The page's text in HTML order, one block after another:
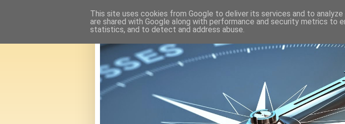
This site uses cookies from Google to deliver its services and to
are shared with Google along with performance and security metrics to
statistics, and to detect and address abuse.